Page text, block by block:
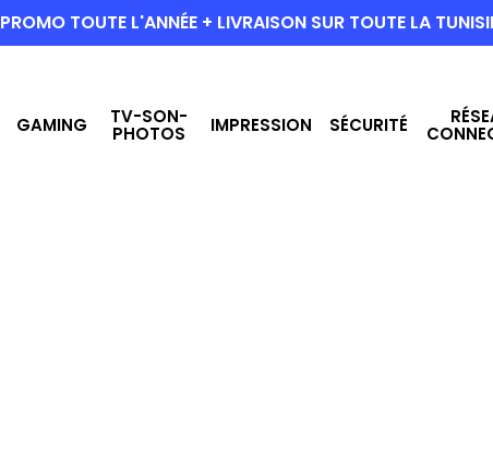
PROMO TOUTE L'ANNÉE + LIVRAISON SUR TOUTE LA
GAMING TV-SON-
PHOTOS IMPRESSION SÉCURITÉ